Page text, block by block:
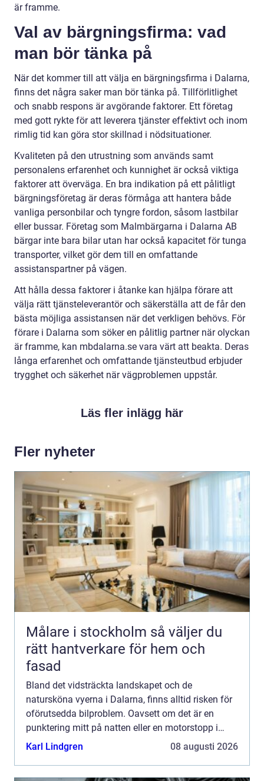
är framme.
Val av bärgningsfirma: vad
man bör tänka på
När det kommer till att välja en bärgningsfirma i Dalarna,
finns det några saker man bör tänka på. Tillförlitlighet
och snabb respons är avgörande faktorer. Ett företag
med gott rykte för att leverera tjänster effektivt och inom
rimlig tid kan göra stor skillnad i nödsituationer.
Kvaliteten på den utrustning som används samt
personalens erfarenhet och kunnighet är också viktiga
faktorer att överväga. En bra indikation på ett pålitligt
bärgningsföretag är deras förmåga att hantera både
vanliga personbilar och tyngre fordon, såsom lastbilar
eller bussar. Företag som Malmbärgarna i Dalarna AB
bärgar inte bara bilar utan har också kapacitet för tunga
transporter, vilket gör dem till en omfattande
assistanspartner på vägen.
Att hålla dessa faktorer i åtanke kan hjälpa förare att
välja rätt tjänsteleverantör och säkerställa att de får den
bästa möjliga assistansen när det verkligen behövs. För
förare i Dalarna som söker en pålitlig partner när olyckan
är framme, kan mbdalarna.se vara värt att beakta. Deras
långa erfarenhet och omfattande tjänsteutbud erbjuder
trygghet och säkerhet när vägproblemen uppstår.
Läs fler inlägg här
Fler nyheter
Målare i stockholm så väljer du
rätt hantverkare för hem och
fasad
Bland det vidsträckta landskapet och de
natursköna vyerna i Dalarna, finns alltid risken för
oförutsedda bilproblem. Oavsett om det är en
punktering mitt på natten eller en motorstopp i
rusningstrafik, kan behovet av en...
Karl Lindgren 08 augusti 2026